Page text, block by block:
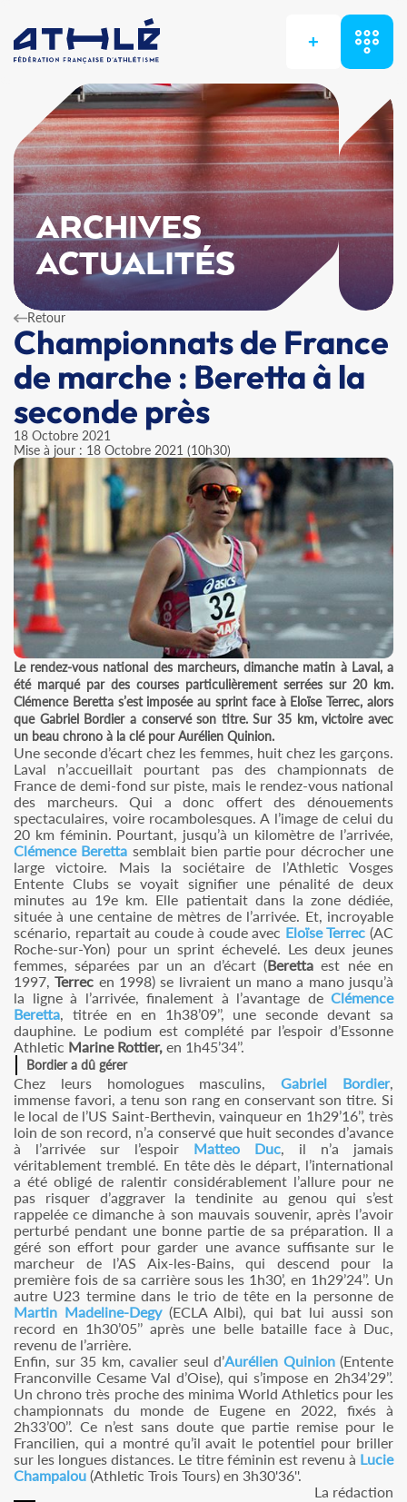
+
ARCHIVES
ACTUALITÉS
Retour
Championnats de France
de marche : Beretta à la
seconde près
18 Octobre 2021
Mise à jour : 18 Octobre 2021 (10h30)
Le rendez-vous national des marcheurs, dimanche matin à Laval, a
été marqué par des courses particulièrement serrées sur 20 km.
Clémence Beretta s’est imposée au sprint face à Eloïse Terrec, alors
que Gabriel Bordier a conservé son titre. Sur 35 km, victoire avec
un beau chrono à la clé pour Aurélien Quinion.
Une seconde d’écart chez les femmes, huit chez les garçons.
Laval n’accueillait pourtant pas des championnats de
France de demi-fond sur piste, mais le rendez-vous national
des marcheurs. Qui a donc offert des dénouements
spectaculaires, voire rocambolesques. A l’image de celui du
20 km féminin. Pourtant, jusqu’à un kilomètre de l’arrivée,
Clémence Beretta semblait bien partie pour décrocher une
large victoire. Mais la sociétaire de l’Athletic Vosges
Entente Clubs se voyait signifier une pénalité de deux
minutes au 19e km. Elle patientait dans la zone dédiée,
située à une centaine de mètres de l’arrivée. Et, incroyable
scénario, repartait au coude à coude avec Eloïse Terrec (AC
Roche-sur-Yon) pour un sprint échevelé. Les deux jeunes
femmes, séparées par un an d’écart (Beretta est née en
1997,Terrec en 1998) se livraient un mano a mano jusqu’à
la ligne à l’arrivée, finalement à l’avantage de Clémence
Beretta, titrée en en 1h38’09’’, une seconde devant sa
dauphine. Le podium est complété par l’espoir d’Essonne
Athletic Marine Rottier, en 1h45’34’’.
Bordier a dû gérer
Chez leurs homologues masculins,Gabriel Bordier,
immense favori, a tenu son rang en conservant son titre. Si
le local de l’US Saint-Berthevin, vainqueur en 1h29’16’’, très
loin de son record, n’a conservé que huit secondes d’avance
à l’arrivée sur l’espoir Matteo Duc, il n’a jamais
véritablement tremblé. En tête dès le départ, l’international
a été obligé de ralentir considérablement l’allure pour ne
pas risquer d’aggraver la tendinite au genou qui s’est
rappelée ce dimanche à son mauvais souvenir, après l’avoir
perturbé pendant une bonne partie de sa préparation. Il a
géré son effort pour garder une avance suffisante sur le
marcheur de l’AS Aix-les-Bains, qui descend pour la
première fois de sa carrière sous les 1h30’, en 1h29’24’’. Un
autre U23 termine dans le trio de tête en la personne de
Martin Madeline-Degy(ECLA Albi), qui bat lui aussi son
record en 1h30’05’’ après une belle bataille face à Duc,
revenu de l’arrière.
Enfin, sur 35 km, cavalier seul d’Aurélien Quinion(Entente
Franconville Cesame Val d’Oise), qui s’impose en 2h34’29’’.
Un chrono très proche des minima World Athletics pour les
championnats du monde de Eugene en 2022, fixés à
2h33’00’’. Ce n’est sans doute que partie remise pour le
Francilien, qui a montré qu’il avait le potentiel pour briller
sur les longues distances. Le titre féminin est revenu à Lucie
Champalou (Athletic Trois Tours) en 3h30'36''.
La rédaction